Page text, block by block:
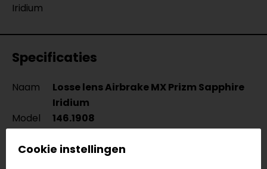
Iridium
Specificaties
Naam
Losse lens Airbrake MX Prizm Sapphire
Iridium
Model
146.1908
Kleur
Blauw
Cookie instellingen